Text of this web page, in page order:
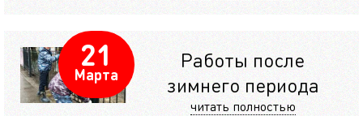
21
Марта
Работы после
зимнего периода
читать полностью